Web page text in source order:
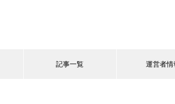
記事一覧 運営者情